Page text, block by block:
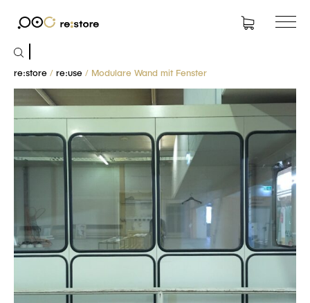
Suchen
nach:
re:store / re:use / Modulare Wand mit Fenster